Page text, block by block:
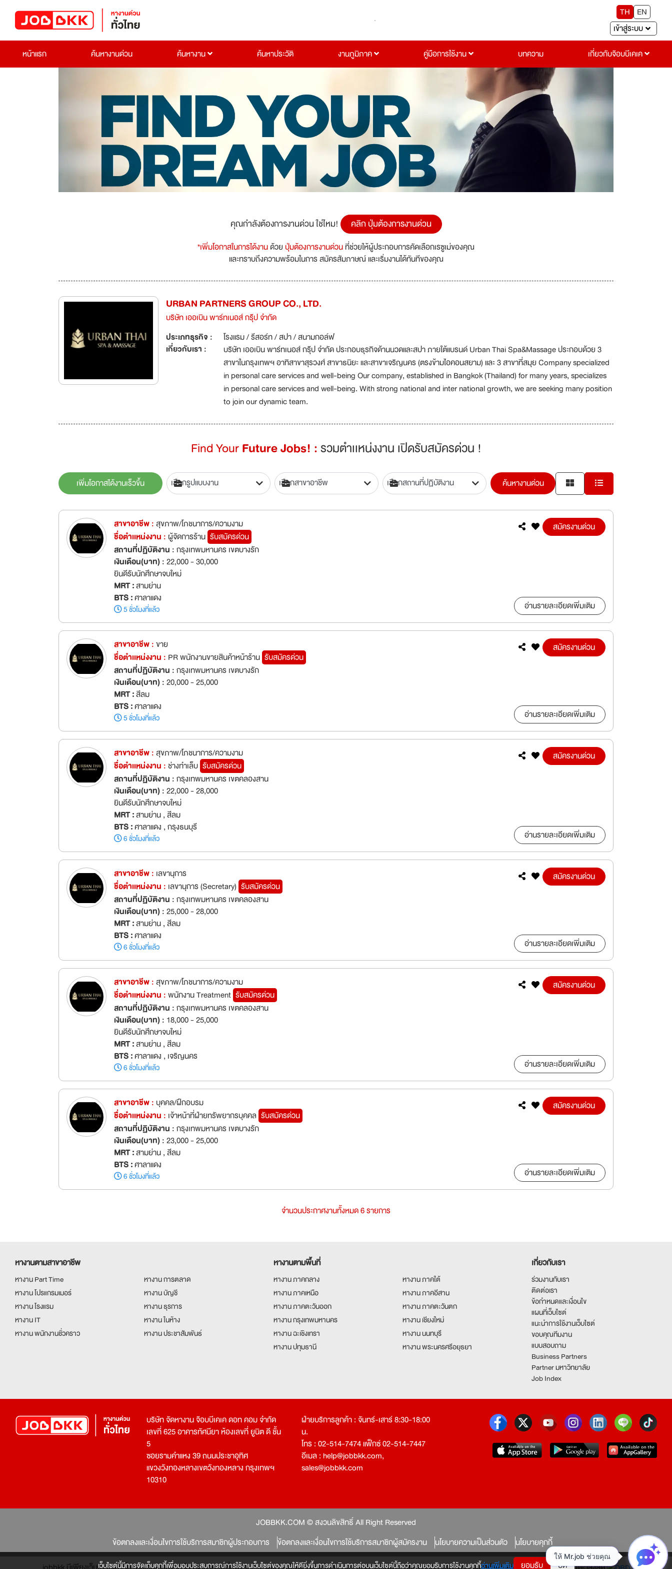
TH
EN
เข้าสู่ระบบ
หน้าแรก
ค้นหางานด่วน ค้นหางาน ค้นหาประวัติ งานภูมิภาค คู่มือการใช้งาน บทความ เกี่ยวกับจ๊อบบีเคเค
เว็บไซต์นี้มีการจัดเก็บคุกกี้เพื่อมอบประสบการณ์การใช้งานเว็บไซต์ของคุณให้ดียิ่งขึ้นการดำเนินการต่อบนเว็บไซต์นี้ถือว่าคุณยอมรับการใช้งานคุกกี้อ่านเพิ่มเติม ยอมรับ ปิด
คุณกำลังต้องการงานด่วน ใช่ไหม! คลิก ปุ่มต้องการงานด่วน
*เพิ่มโอกาสในการได้งานด้วยปุ่มต้องการงานด่วนที่ช่วยให้ผู้ประกอบการคัดเลือกเรซูเม่ของคุณ
และทราบถึงความพร้อมในการ สมัครสัมภาษณ์ และเริ่มงานได้ทันทีของคุณ
URBAN PARTNERS GROUP CO., LTD.
บริษัท​ เออเบิน​ ​พาร์ทเนอส์ กรุ๊ป​ จำกัด​
ประเภทธุรกิจ :
โรงแรม / รีสอร์ท / สปา / สนามกอล์ฟ
เกี่ยวกับเรา :
บริษัท เออเบิน พาร์ทเนอส์ กรุ๊ป จำกัด ประกอบธุรกิจด้านนวดและสปา ภายใต้แบรนด์ Urban Thai Spa&Massage ประกอบด้วย 3
สาขาในกรุงเทพฯ อาทิสาขาสุรวงศ์ สาขาธนิยะ และสาขาเจริญนคร (ตรงข้ามไอคอนสยาม) และ 3 สาขาที่สมุย Company specialized
in personal care services and well-being Our company, established in Bangkok (Thailand) for many years, specializes
in personal care services and well-being. With strong national and inter national growth, we are seeking many position
to join our dynamic team.
Find YourFuture Jobs! :รวมตำเเหน่งงาน เปิดรับสมัครด่วน !
เพิ่มโอกาสได้งานเร็วขึ้น ค้นหางานด่วน
สาขาอาชีพ :สุขภาพ/โภชนาการ/ความงาม
ชื่อตำเเหน่งงาน :ผู้จัดการร้าน รับสมัครด่วน
สถานที่ปฏิบัติงาน :กรุงเทพมหานคร เขตบางรัก
เงินเดือน(บาท) :22,000 - 30,000
ยินดีรับนักศึกษาจบใหม่
MRT :สามย่าน
BTS :ศาลาแดง
5 ชั่วโมงที่แล้ว
สมัครงานด่วน
อ่านรายละเอียดเพิ่มเติม
สาขาอาชีพ :ขาย
ชื่อตำเเหน่งงาน : PR พนักงานขายสินค้าหน้าร้าน รับสมัครด่วน
สถานที่ปฏิบัติงาน :กรุงเทพมหานคร เขตบางรัก
เงินเดือน(บาท) :20,000 - 25,000
MRT :สีลม
BTS :ศาลาแดง
5 ชั่วโมงที่แล้ว
สมัครงานด่วน
อ่านรายละเอียดเพิ่มเติม
สาขาอาชีพ :สุขภาพ/โภชนาการ/ความงาม
ชื่อตำเเหน่งงาน :ช่างทำเล็บ รับสมัครด่วน
สถานที่ปฏิบัติงาน :กรุงเทพมหานคร เขตคลองสาน
เงินเดือน(บาท) :22,000 - 28,000
ยินดีรับนักศึกษาจบใหม่
MRT :สามย่าน , สีลม
BTS :ศาลาแดง , กรุงธนบุรี
6 ชั่วโมงที่แล้ว
สมัครงานด่วน
อ่านรายละเอียดเพิ่มเติม
สาขาอาชีพ : เลขานุการ
ชื่อตำเเหน่งงาน : เลขานุการ (Secretary) รับสมัครด่วน
สถานที่ปฏิบัติงาน :กรุงเทพมหานคร เขตคลองสาน
เงินเดือน(บาท) :25,000 - 28,000
MRT :สามย่าน , สีลม
BTS :ศาลาแดง
6 ชั่วโมงที่แล้ว
สมัครงานด่วน
อ่านรายละเอียดเพิ่มเติม
สาขาอาชีพ :สุขภาพ/โภชนาการ/ความงาม
ชื่อตำเเหน่งงาน :พนักงาน Treatment รับสมัครด่วน
สถานที่ปฏิบัติงาน :กรุงเทพมหานคร เขตคลองสาน
เงินเดือน(บาท) : 18,000 - 25,000
ยินดีรับนักศึกษาจบใหม่
MRT :สามย่าน , สีลม
BTS :ศาลาแดง , เจริญนคร
6 ชั่วโมงที่แล้ว
สมัครงานด่วน
อ่านรายละเอียดเพิ่มเติม
สาขาอาชีพ :บุคคล/ฝึกอบรม
ชื่อตำเเหน่งงาน : เจ้าหน้าที่ฝ่ายทรัพยากรบุคคล รับสมัครด่วน
สถานที่ปฏิบัติงาน :กรุงเทพมหานคร เขตบางรัก
เงินเดือน(บาท) :23,000 - 25,000
MRT :สามย่าน , สีลม
BTS :ศาลาแดง
6 ชั่วโมงที่แล้ว
สมัครงานด่วน
อ่านรายละเอียดเพิ่มเติม
จำนวนประกาศงานทั้งหมด 6 รายการ
หางานตามสาขาอาชีพ
หางาน Part Time
หางาน การตลาด
หางาน โปรแกรมเมอร์
หางาน บัญชี
หางาน โรงแรม
หางาน ธุรการ
หางาน IT
หางาน ในห้าง
หางาน พนักงานชั่วคราว
หางาน ประชาสัมพันธ์
หางานตามพื้นที่
หางาน ภาคกลาง
หางาน ภาคใต้
หางาน ภาคเหนือ
หางาน ภาคอีสาน
หางาน ภาคตะวันออก
หางาน ภาคตะวันตก
หางาน กรุงเทพมหานคร
หางาน เชียงใหม่
หางาน ฉะเชิงเทรา
หางาน นนทบุรี
หางาน ปทุมธานี
หางาน พระนครศรีอยุธยา
เกี่ยวกับเรา
ร่วมงานกับเรา
ติดต่อเรา
ข้อกำหนดและเงื่อนไข
แผนที่เว็บไซต์
แนะนำการใช้งานเว็บไซต์
ขอบคุณทีมงาน
แบบสอบถาม
Business Partners
Partner มหาวิทยาลัย
Job Index
บริษัท จัดหางาน จ๊อบบีเคเค ดอท คอม จำกัด
เลขที่ 625 อาคารทัศนียา ห้องเลขที่ ยูนิต ดี ชั้น
5
ซอยรามคำแหง 39 ถนนประชาอุทิศ
แขวงวังทองหลางเขตวังทองหลาง กรุงเทพฯ
10310
ฝ่ายบริการลูกค้า : จันทร์-เสาร์ 8:30-18:00
น.
โทร : 02-514-7474 แฟ็กซ์ 02-514-7447
อีเมล : help@jobbkk.com,
sales@jobbkk.com
JOBBKK.COM © สงวนลิขสิทธิ์ All Right Reserved
ข้อตกลงและเงื่อนไขการใช้บริการสมาชิกผู้ประกอบการ
ข้อตกลงและเงื่อนไขการใช้บริการสมาชิกผู้สมัครงาน นโยบายความเป็นส่วนตัว
นโยบายคุกกี้